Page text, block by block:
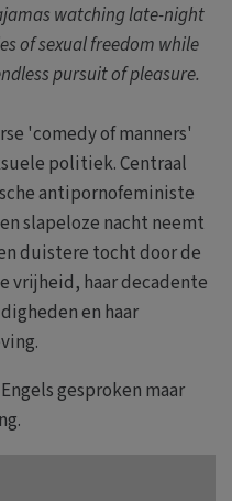
watching late-night
of sexual freedom while
pursuit of pleasure.
'comedy of manners'
politiek. Centraal
antipornofeministe
slapeloze nacht neemt
duistere tocht door de
vrijheid, haar decadente
en haar
gesproken maar